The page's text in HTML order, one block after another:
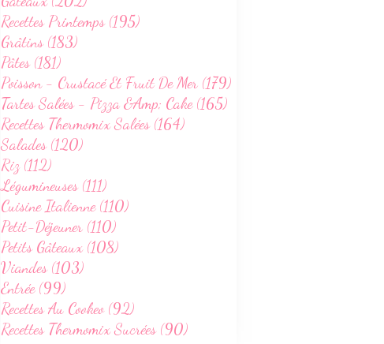
Recettes Printemps (195)
Grâtins (183)
Pâtes (181)
Poisson - Crustacé Et Fruit De Mer (179)
Tartes Salées - Pizza &Amp; Cake (165)
Recettes Thermomix Salées (164)
Salades (120)
Riz (112)
Légumineuses (111)
Cuisine Italienne (110)
Petit-Déjeuner (110)
Petits Gâteaux (108)
Viandes (103)
Entrée (99)
Recettes Au Cookeo (92)
Recettes Thermomix Sucrées (90)